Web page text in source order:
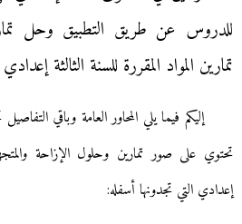
للدروس عن طريق التطبيق وحل
تمارين المواد المقررة للسنة الثالثة
إليكم فيما يلي المحاور العامة وباقي
تحتوي على صور تمارين وحلول الإزاحة
إعدادي التي تجدونها أسفله: